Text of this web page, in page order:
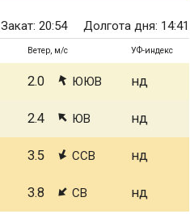
Закат: 20:54 Долгота дня: 14:41
Ветер, м/с УФ-индекс
2.0 ЮЮВ нд
2.4 ЮВ нд
3.5 ССВ нд
3.8 СВ нд